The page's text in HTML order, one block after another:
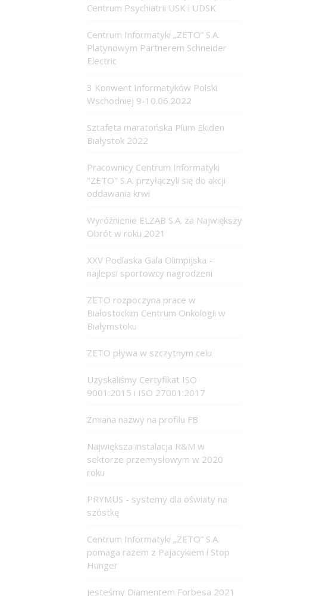
Centrum Psychiatrii USK i UDSK
Centrum Informatyki „ZETO” S.A.
Platynowym Partnerem Schneider
Electric
3 Konwent Informatyków Polski
Wschodniej 9-10.06.2022
Sztafeta maratońska Plum Ekiden
Białystok 2022
Pracownicy Centrum Informatyki
"ZETO" S.A. przyłączyli się do akcji
oddawania krwi
Wyróżnienie ELZAB S.A. za Największy
Obrót w roku 2021
XXV Podlaska Gala Olimpijska -
najlepsi sportowcy nagrodzeni
ZETO rozpoczyna prace w
Białostockim Centrum Onkologii w
Białymstoku
ZETO pływa w szczytnym celu
Uzyskaliśmy Certyfikat ISO
9001:2015 i ISO 27001:2017
Zmiana nazwy na profilu FB
Największa instalacja R&M w
sektorze przemysłowym w 2020
roku
PRYMUS - systemy dla oświaty na
szóstkę
Centrum Informatyki „ZETO” S.A.
pomaga razem z Pajacykiem i Stop
Hunger
Jesteśmy Diamentem Forbesa 2021